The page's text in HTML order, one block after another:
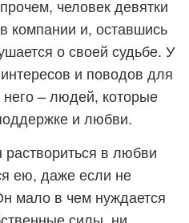
человек девятки
компании и, оставшись
о своей судьбе. У
и поводов для
– людей, которые
и любви.
раствориться в любви
ею, даже если не
мало в чем нуждается